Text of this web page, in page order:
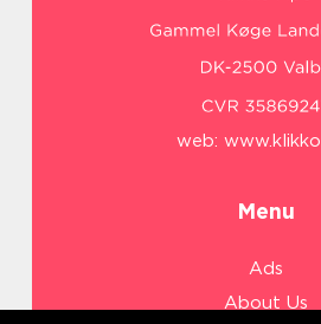
web:
Menu
Ads
About Us